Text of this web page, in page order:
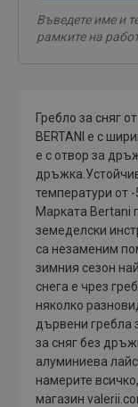
Въведете име и
рамките на
Гребло за сняг
BERTANI е с
е с отвор за
температури от -
Марката Bertani
земеделски
са незаменим
зимния сезон
снега е чрез
няколко
дървени гребла
за сняг без
алуминиева
намерите
магазин